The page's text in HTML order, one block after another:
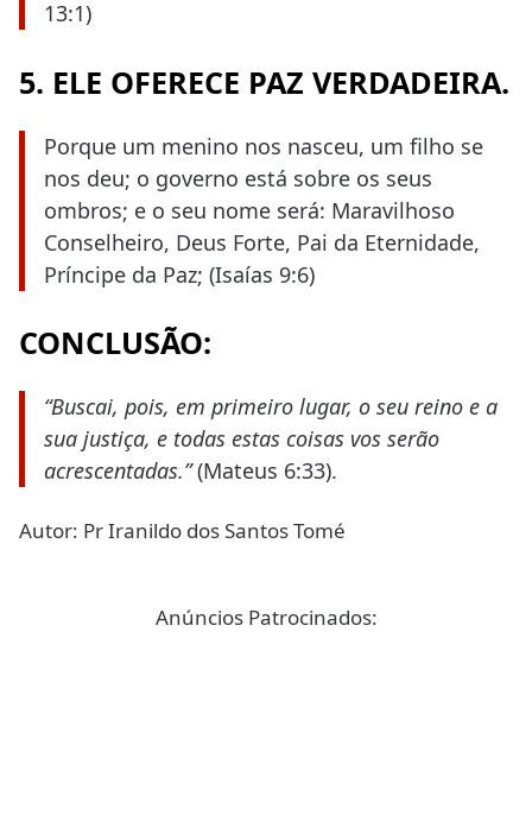
13:1)
5. ELE OFERECE PAZ VERDADEIRA.
Porque um menino nos nasceu, um filho se
nos deu; o governo está sobre os seus
ombros; e o seu nome será: Maravilhoso
Conselheiro, Deus Forte, Pai da Eternidade,
Príncipe da Paz; (Isaías 9:6)
CONCLUSÃO:
“Buscai, pois, em primeiro lugar, o seu reino e a
sua justiça, e todas estas coisas vos serão
acrescentadas.”(Mateus 6:33).
Autor: Pr Iranildo dos Santos Tomé
Anúncios Patrocinados: